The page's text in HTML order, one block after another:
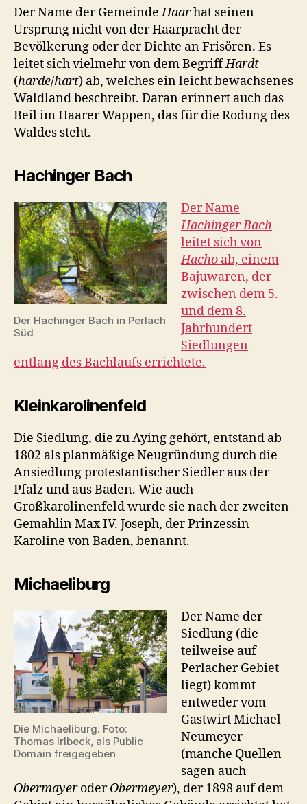
Der Name der GemeindeHaarhat seinen
Ursprung nicht von der Haarpracht der
Bevölkerung oder der Dichte an Frisören. Es
leitet sich vielmehr von dem BegriffHardt
(harde/hart) ab, welches ein leicht bewachsenes
Waldland beschreibt. Daran erinnert auch das
Beil im Haarer Wappen, das für die Rodung des
Waldes steht.
Hachinger Bach
Der Hachinger Bach in Perlach
Süd
Der Name
Hachinger Bach
leitet sich von
Hacho ab, einem
Bajuwaren, der
zwischen dem 5.
und dem 8.
Jahrhundert
Siedlungen
entlang des Bachlaufs errichtete.
Kleinkarolinenfeld
Die Siedlung, die zu Aying gehört, entstand ab
1802 als planmäßige Neugründung durch die
Ansiedlung protestantischer Siedler aus der
Pfalz und aus Baden. Wie auch
Großkarolinenfeld wurde sie nach der zweiten
Gemahlin Max IV. Joseph, der Prinzessin
Karoline von Baden, benannt.
Michaeliburg
Die Michaeliburg. Foto:
Thomas Irlbeck, als Public
Domain freigegeben
Der Name der
Siedlung (die
teilweise auf
Perlacher Gebiet
liegt) kommt
entweder vom
Gastwirt Michael
Neumeyer
(manche Quellen
sagen auch
ObermayeroderObermeyer), der 1898 auf dem